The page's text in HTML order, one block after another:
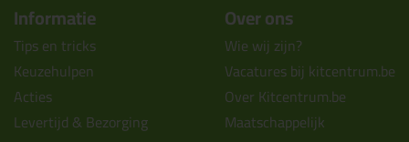
Informatie
Tips en tricks
Keuzehulpen
Acties
Levertijd & Bezorging
Over ons
Wie wij zijn?
Vacatures bij kitcentrum.be
Over Kitcentrum.be
Maatschappelijk